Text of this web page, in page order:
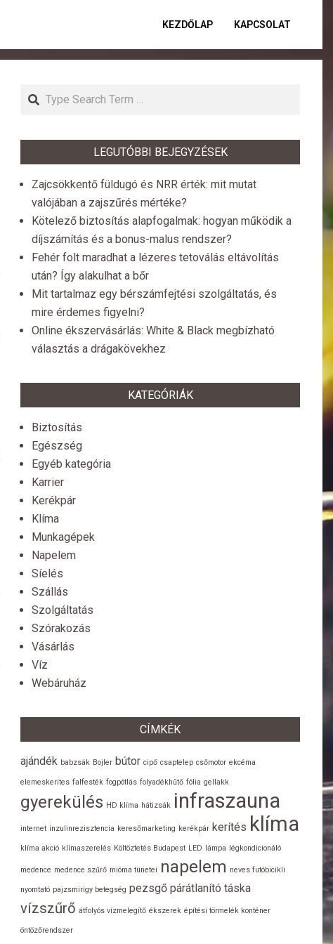
KEZDŐLAP KAPCSOLAT
Search
LEGUTÓBBI BEJEGYZÉSEK
Zajcsökkentő füldugó és NRR érték: mit mutat
valójában a zajszűrés mértéke?
Kötelező biztosítás alapfogalmak: hogyan működik a
díjszámítás és a bonus-malus rendszer?
Fehér folt maradhat a lézeres tetoválás eltávolítás
után? Így alakulhat a bőr
Mit tartalmaz egy bérszámfejtési szolgáltatás, és
mire érdemes figyelni?
Online ékszervásárlás: White & Black megbízható
választás a drágakövekhez
KATEGÓRIÁK
Biztosítás
Egészség
Egyéb kategória
Karrier
Kerékpár
Klíma
Munkagépek
Napelem
Síelés
Szállás
Szolgáltatás
Szórakozás
Vásárlás
Víz
Webáruház
CÍMKÉK
ajándék babzsák Bojler bútor cipő csaptelep csőmotor ekcéma
elemeskerites falfesték fogpótlás folyadékhűtő fólia gellakk
gyerekülés HD klíma hátizsák infraszauna
internet inzulinrezisztencia keresőmarketing kerékpár kerítés klíma
klíma akció klímaszerelés Költöztetés Budapest LED lámpa légkondicionáló
medence medence szűrő mióma tünetei napelem neves futóbicikli
nyomtató pajzsmirigy betegség pezsgő párátlanító táska
vízszűrő átfolyós vízmelegítő ékszerek építési törmelék konténer
öntözőrendszer